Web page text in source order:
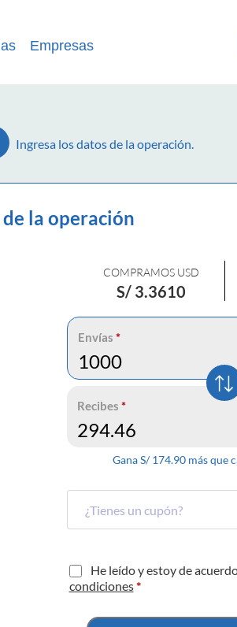
Empresas
Ingresa los datos de la operación.
la operación
COMPRAMOS USD
S/ 3.3610
Envías *
Recibes *
Gana S/174.90más que
He leído y estoy de
condiciones*